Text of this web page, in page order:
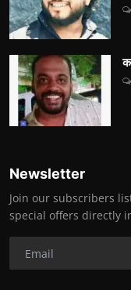
Newsletter
Join our subscribers
special offers directly